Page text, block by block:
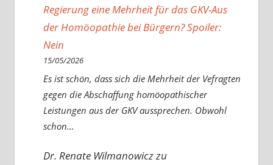
Regierung eine Mehrheit für das GKV-Aus
der Homöopathie bei Bürgern? Spoiler:
Nein
15/05/2026
Es ist schön, dass sich die Mehrheit der Vefragten
gegen die Abschaffung homöopathischer
Leistungen aus der GKV aussprechen. Obwohl
schon…
Dr. Renate Wilmanowiczzu